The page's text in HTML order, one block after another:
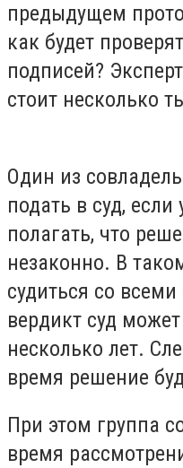
предыдущем
как будет
подписей?
стоит несколько
Один из
подать в суд, если
полагать, что
незаконно. В
судиться со
вердикт суд
несколько лет.
время решение
При этом группа
время